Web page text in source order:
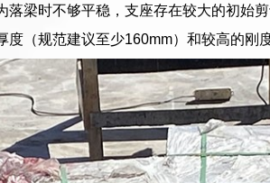
梁时不够平稳，支座存在较大的初始剪
（规范建议至少160mm）和较高的刚